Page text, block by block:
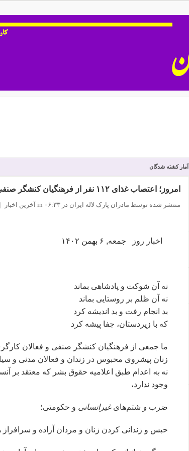
آمار کشته شدگان
امروز؛ اعتصاب غذای ۱۱۲ نفر از فرهنگیان کنشگر صنفی و فعالان کارگری
منتشر شده توسط مادران پارک لاله ایران در ۰۶:۳۳ in آخرین اخبار |
اخبار روز جمعه, ۶ بهمن ۱۴۰۲
نه آن شوکت و پادشاهی بماند
نه آن ظلم بر روستایی بماند
بد انجام رفت و بد اندیشه کرد
که با زیردستان، جفا پیشه کرد
ما جمعی از فرهنگیان کنشگر صنفی و فعالان
نه به
اعدام طبق اعلامیه حقوق بشر که معتقد بر
وجود ندارد،
ضرب و شتم‌هایغیرانسانی و حکومتی؛
حبس و زندانی کردن زنان و مردان آزاده و